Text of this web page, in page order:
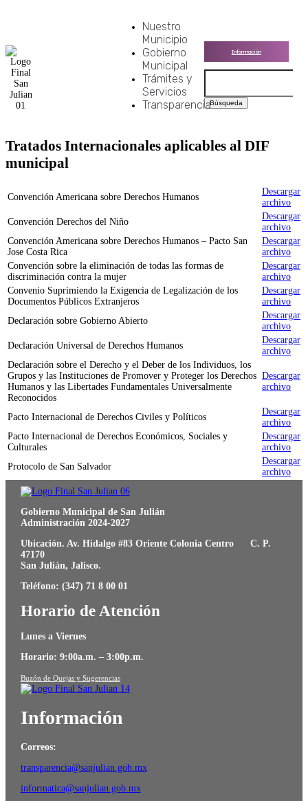
Nuestro
Municipio
Gobierno
Municipal
Trámites y
Servicios
Transparencia
Información
Buscar:
Tratados Internacionales aplicables al DIF
municipal
Convención Americana sobre Derechos Humanos
Descargar
archivo
Convención Derechos del Niño
Descargar
archivo
Convención Americana sobre Derechos Humanos – Pacto San
Jose Costa Rica
Descargar
archivo
Convención sobre la eliminación de todas las formas de
discriminación contra la mujer
Descargar
archivo
Convenio Suprimiendo la Exigencia de Legalización de los
Documentos Públicos Extranjeros
Descargar
archivo
Declaración sobre Gobierno Abierto
Descargar
archivo
Declaración Universal de Derechos Humanos
Descargar
archivo
Declaración sobre el Derecho y el Deber de los Individuos, los
Grupos y las Instituciones de Promover y Proteger los Derechos
Humanos y las Libertades Fundamentales Universalmente
Reconocidos
Descargar
archivo
Pacto Internacional de Derechos Civiles y Políticos
Descargar
archivo
Pacto Internacional de Derechos Económicos, Sociales y
Culturales
Descargar
archivo
Protocolo de San Salvador
Descargar
archivo
Gobierno Municipal de San Julián
Administración 2024-2027
Ubicación. Av. Hidalgo #83 Oriente Colonia Centro C. P.
47170
San Julián, Jalisco.
Teléfono: (347) 71 8 00 01
Horario de Atención
Lunes a Viernes
Horario: 9:00a.m. – 3:00p.m.
Buzón de Quejas y Sugerencias
Información
Correos:
transparencia@sanjulian.gob.mx
informatica@sanjulian.gob.mx